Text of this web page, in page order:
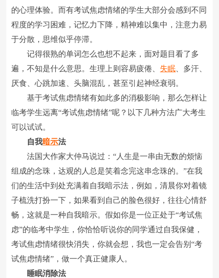
的心理体验。而有考试焦虑情绪的学生大部分会感到不同
程度的学习困难，记忆力下降，精神难以集中，注意力易
于分散，思维似乎停滞。
记得很熟的单词怎么也想不起来，面对题目看了多
遍，不知是什么意思。生理上则容易疲倦、 失眠 、多汗、
厌食、心跳加速、头脑混乱，甚至引起神经衰弱。
基于考试焦虑情绪有如此多的消极影响，那么怎样让
临考学生远离“考试焦虑情绪”呢？以下几种方法广大考生
可以试试。
自我暗示法
法国大作家大仲马说过：“人生是一串由无数的烦恼
组成的念珠，达观的人总是笑着念完这串念珠的。”在我
们的生活中到处充满着自我暗示法，例如，清晨你对着镜
子梳洗打扮一下，如果看到自己的脸色很好，往往心情舒
畅，这就是一种自我暗示。假如你是一位正处于“考试焦
虑”的临考中学生，你恰恰听说你的同学通过自我保健，
考试焦虑情绪很快消失，你就会想，我也一定会告别“考
试焦虑情绪”，做一个真正健康人。
睡眠消除法